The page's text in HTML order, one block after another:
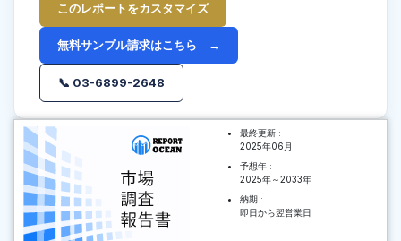
このレポートをカスタマイズ
無料サンプル請求はこちら →
📞 03-6899-2648
最終更新 :
2025年06月
予想年 :
2025年～2033年
納期 :
即日から翌営業日